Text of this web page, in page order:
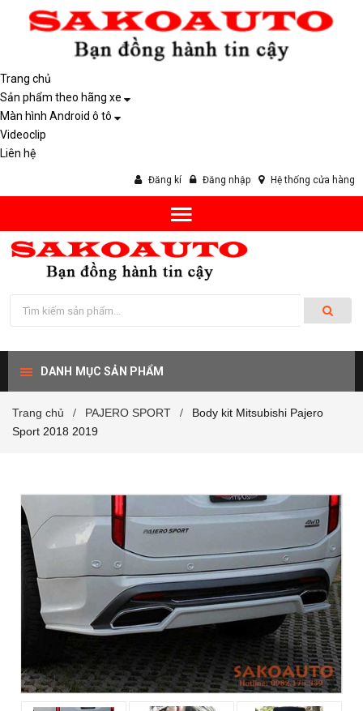
Trang chủ
Sản phẩm theo hãng xe
Màn hình Android ô tô
Videoclip
Liên hệ
Đăng kí Đăng nhập Hệ thống cửa hàng
DANH MỤC SẢN PHẨM
Trang chủ / PAJERO SPORT /
Body kit Mitsubishi Pajero
Sport 2018 2019